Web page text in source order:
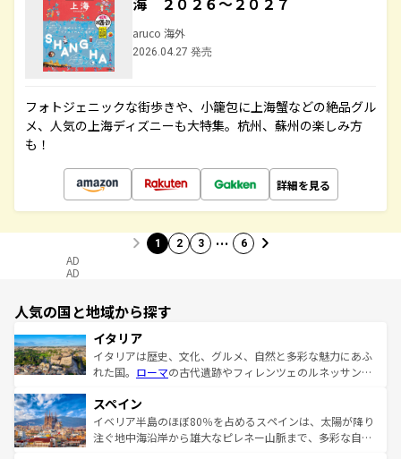
aruco 海外
2026.04.27 発売
フォトジェニックな街歩きや、小籠包に上海蟹などの絶品グル
メ、人気の上海ディズニーも大特集。杭州、蘇州の楽しみ方
も！
詳細を見る
1 2 3 … 6
AD
AD
人気の国と地域から探す
イタリア
イタリアは歴史、文化、グルメ、自然と多彩な魅力にあふ
れた国。 ローマの古代遺跡やフィレンツェのルネッサンス
ろん、トスカーナの美しい田園風景やアマルフィ海岸の絶
景など、自然景観も見逃せない。観光の合間には、本場の
ピザやパスタなど、絶品のイタリア料理を堪能することも
スペイン
イベリア半島のほぼ80％を占めるスペインは、太陽が降り
注ぐ地中海沿岸から雄大なピレネー山脈まで、多彩な自然